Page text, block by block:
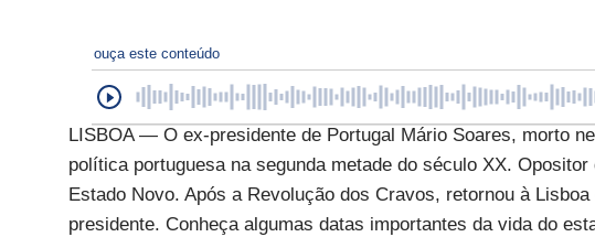
ouça este conteúdo
LISBOA — O ex-presidente de Portugal Mário Soares, morto
política portuguesa na segunda metade do século XX.
Estado Novo. Após a Revolução dos Cravos, retornou à
presidente. Conheça algumas datas importantes da vida do